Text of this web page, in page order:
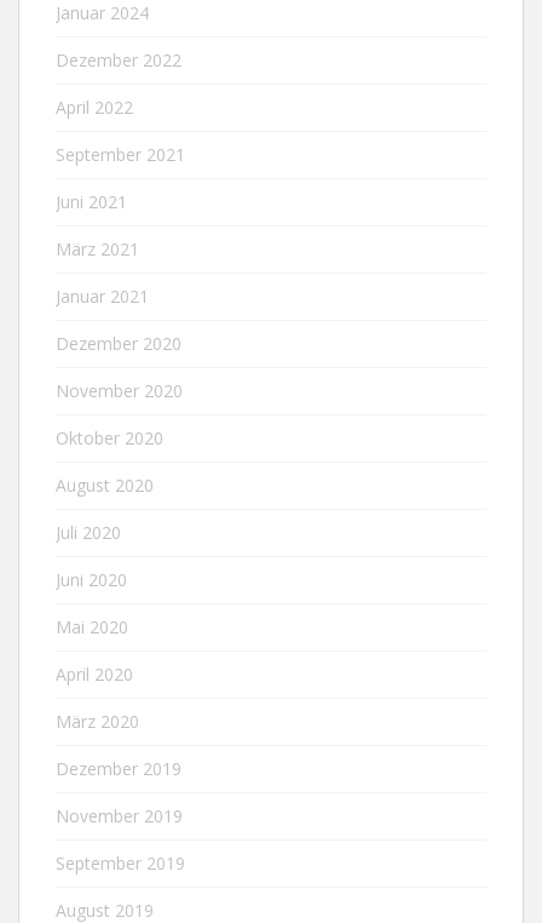
Januar 2024
Dezember 2022
April 2022
September 2021
Juni 2021
März 2021
Januar 2021
Dezember 2020
November 2020
Oktober 2020
August 2020
Juli 2020
Juni 2020
Mai 2020
April 2020
März 2020
Dezember 2019
November 2019
September 2019
August 2019